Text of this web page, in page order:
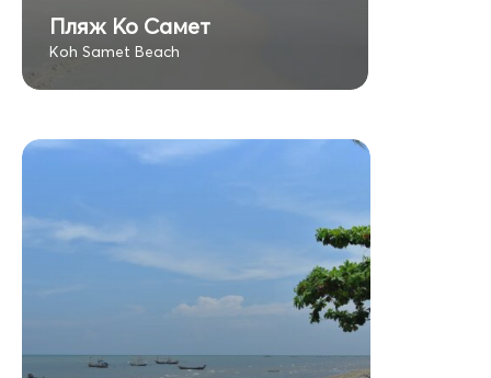
Пляж Ко Самет
Koh Samet Beach